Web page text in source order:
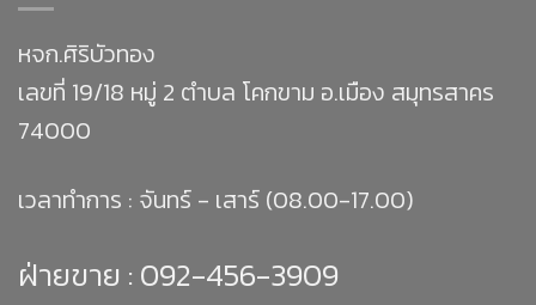
หจก.ศิริบัวทอง
เลขที่ 19/18 หมู่ 2 ตำบล โคกขาม อ.เมือง สมุทรสาคร
74000
เวลาทำการ : จันทร์ - เสาร์ (08.00-17.00)
ฝ่ายขาย : 092-456-3909